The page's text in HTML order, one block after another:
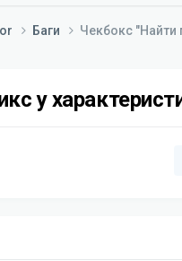
Баги Чекбокс "Найти
у